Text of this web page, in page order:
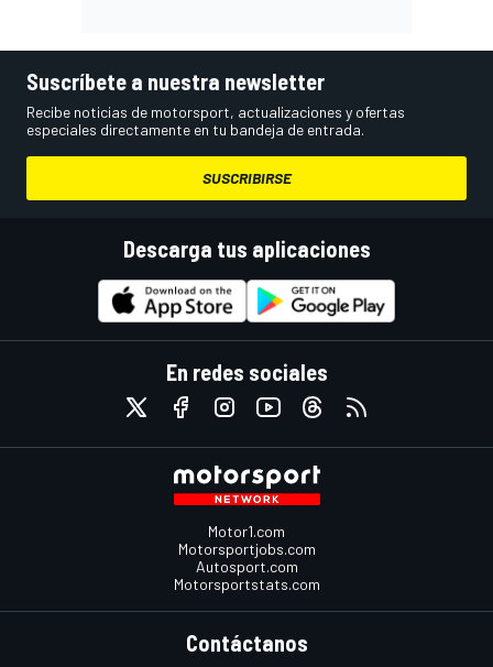
Suscríbete a nuestra newsletter
Recibe noticias de motorsport, actualizaciones y ofertas
especiales directamente en tu bandeja de entrada.
SUSCRIBIRSE
Descarga tus aplicaciones
En redes sociales
Motor1.com
Motorsportjobs.com
Autosport.com
Motorsportstats.com
Contáctanos